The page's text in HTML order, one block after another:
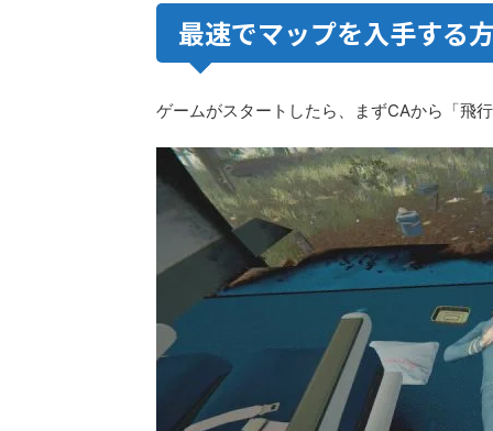
最速でマップを入手する
ゲームがスタートしたら、まずCAから「飛